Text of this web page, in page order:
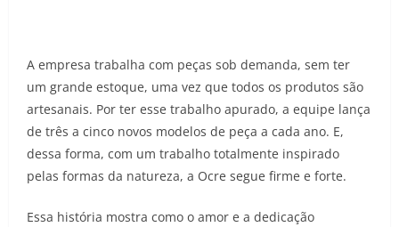
A empresa trabalha com peças sob demanda, sem ter
um grande estoque, uma vez que todos os produtos são
artesanais. Por ter esse trabalho apurado, a equipe lança
de três a cinco novos modelos de peça a cada ano. E,
dessa forma, com um trabalho totalmente inspirado
pelas formas da natureza, a Ocre segue firme e forte.
Essa história mostra como o amor e a dedicação